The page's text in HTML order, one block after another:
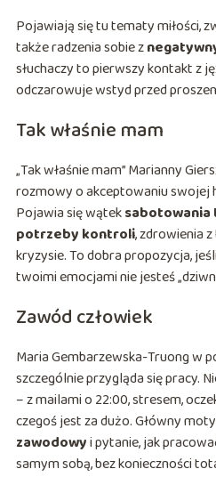
Pojawiają się tu tematy miłości,
także radzenia sobie z
słuchaczy to pierwszy kontakt z
odczarowuje wstyd przed
Tak właśnie mam
„Tak właśnie mam” Marianny
rozmowy o akceptowaniu swojej
Pojawia się wątek
potrzeby kontroli, zdrowienia
kryzysie. To dobra propozycja,
twoimi emocjami nie jesteś
Zawód człowiek
Maria Gembarzewska-Truong w
szczególnie przygląda się pracy.
– z mailami o 22:00, stresem,
czegoś jest za dużo. Główny
zawodowyi pytanie, jak
samym sobą, bez konieczności